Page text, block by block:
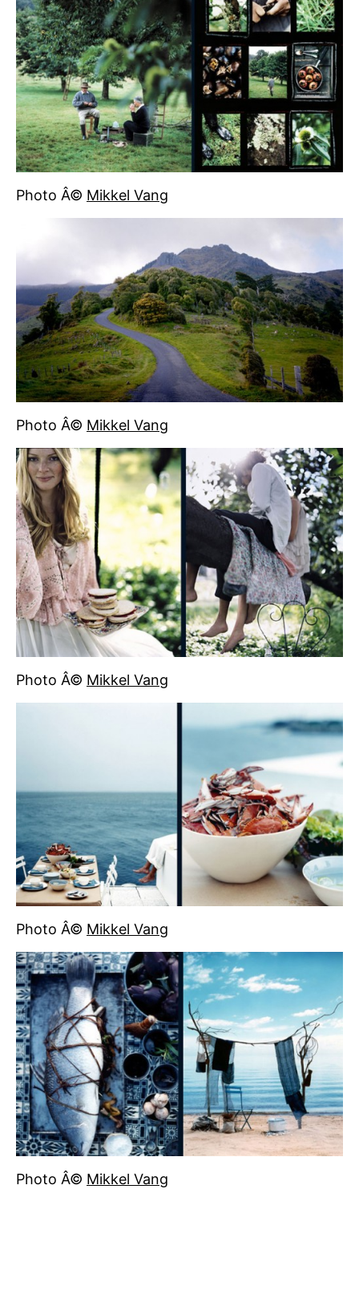
Photo Â© Mikkel Vang
Photo Â© Mikkel Vang
Photo Â© Mikkel Vang
Photo Â© Mikkel Vang
Photo Â© Mikkel Vang